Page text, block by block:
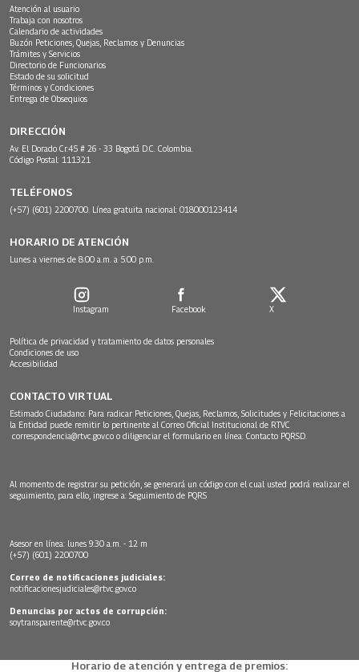
Atención al usuario
Trabaja con nosotros
Calendario de actividades
Buzón Peticiones, Quejas, Reclamos y Denuncias
Trámites y Servicios
Directorio de Funcionarios
Estado de su solicitud
Términos y Condiciones
Entrega de Obsequios
DIRECCIÓN
Av. El Dorado Cr.45 # 26 - 33 Bogotá D.C. Colombia.
Código Postal: 111321
TELÉFONOS
(+57) (601) 2200700. Línea gratuita nacional: 018000123414
HORARIO DE ATENCIÓN
Lunes a viernes de 8:00 a.m. a 5:00 p.m.
Instagram Facebook X
Política de privacidad y tratamiento de datos personales
Condiciones de uso
Accesibilidad
CONTACTO VIRTUAL
Estimado Ciudadano: Para radicar Peticiones, Quejas, Reclamos, Solicitudes y Felicitaciones a
la Entidad puede remitir lo pertinente al Correo Oficial Institucional de RTVC
correspondencia@rtvc.gov.co o diligenciar el formulario en línea: Contacto PQRSD.
Al momento de registrar su petición, se generará un código con el cual usted podrá realizar el
seguimiento, para ello, ingrese a: Seguimiento de PQRS
Asesor en línea: lunes 9:30 a.m. - 12 m
(+57) (601) 2200700
Correo de notificaciones judiciales:
notificacionesjudiciales@rtvc.gov.co
Denuncias por actos de corrupción:
soytransparente@rtvc.gov.co
Horario de atención y entrega de premios: